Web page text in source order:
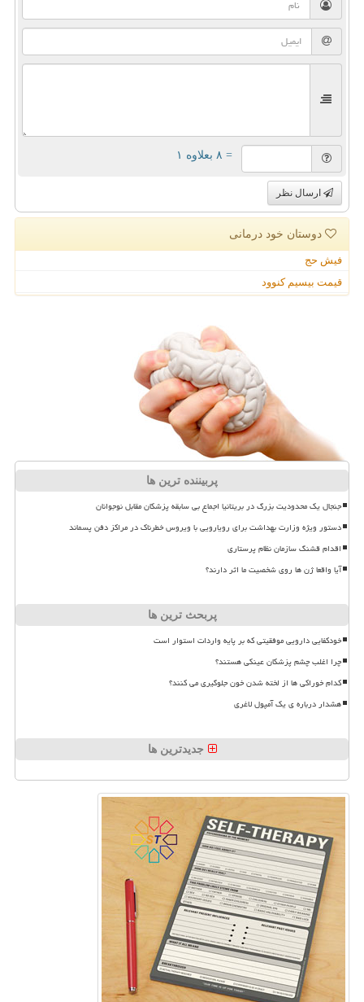
= ۸ بعلاوه ۱
ارسال نظر
دوستان خود درمانی
فیش حج
قیمت بیسیم کنوود
پربیننده ترین ها
جنجال یک محدودیت بزرگ در بریتانیا اجماع بی سابقه پزشکان مقابل نوجوانان
دستور ویژه وزارت بهداشت برای رویارویی با ویروس خطرناک در مراکز دفن پسماند
اقدام قشنگ سازمان نظام پرستاری
آیا واقعا ژن ها روی شخصیت ما اثر دارند؟
پربحث ترین ها
خودکفایی دارویی موفقیتی که بر پایه واردات استوار است
چرا اغلب چشم پزشکان عینکی هستند؟
کدام خوراکی ها از لخته شدن خون جلوگیری می کنند؟
هشدار درباره ی یک آمپول لاغری
جدیدترین ها